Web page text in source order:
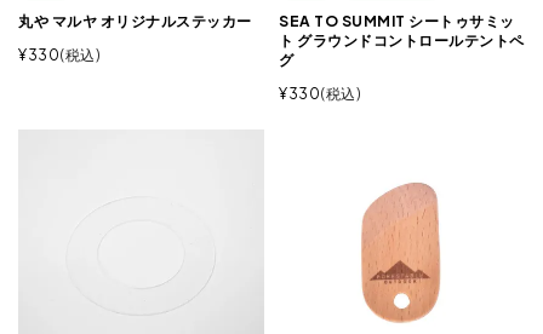
丸や マルヤ オリジナルステッカー
¥330 税込
SEA TO SUMMIT シートゥサミッ
ト グラウンドコントロールテントペ
グ
¥330 税込